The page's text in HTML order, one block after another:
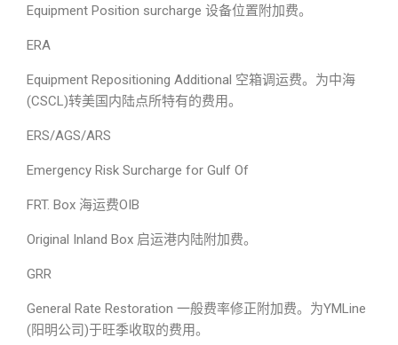
Equipment Position surcharge 设备位置附加费。
ERA
Equipment Repositioning Additional 空箱调运费。为中海
(CSCL)转美国内陆点所特有的费用。
ERS/AGS/ARS
Emergency Risk Surcharge for Gulf Of
FRT. Box 海运费OIB
Original Inland Box 启运港内陆附加费。
GRR
General Rate Restoration 一般费率修正附加费。为YMLine
(阳明公司)于旺季收取的费用。